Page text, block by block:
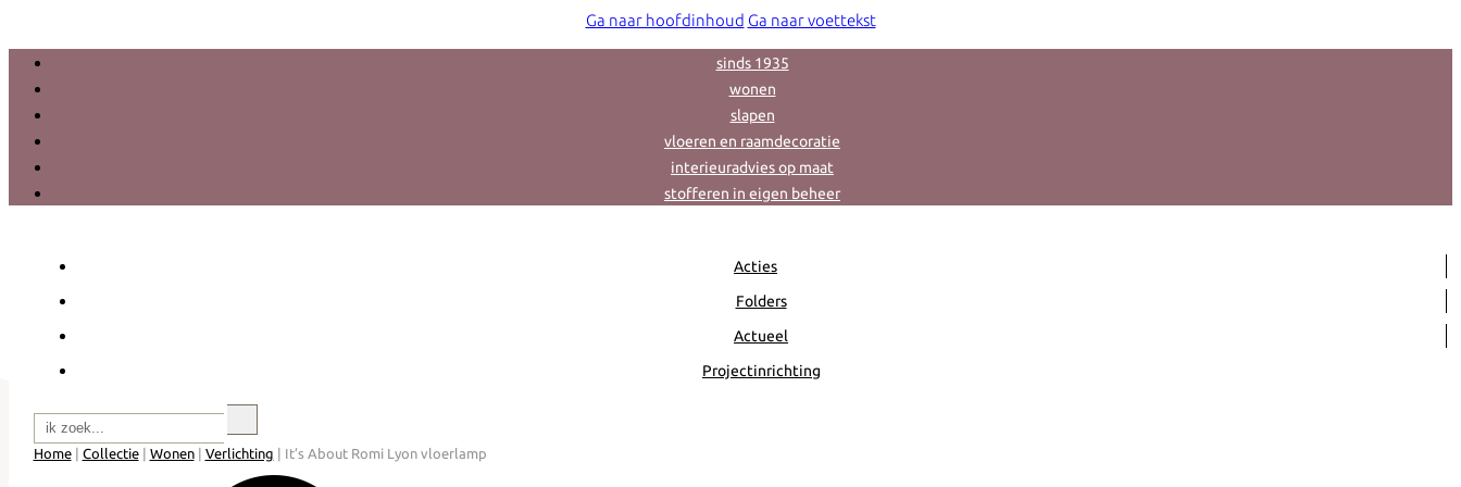
Ga naar hoofdinhoud Ga naar voettekst
sinds 1935
wonen
slapen
vloeren en raamdecoratie
interieuradvies op maat
stofferen in eigen beheer
Acties
Folders
Actueel
Projectinrichting
Zoeken
Home| Collectie| Wonen| Verlichting | It’s About Romi Lyon vloerlamp